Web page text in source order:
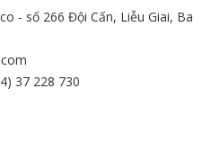
- số 266 Đội Cấn, Liễu Giai, Ba
37 228 730